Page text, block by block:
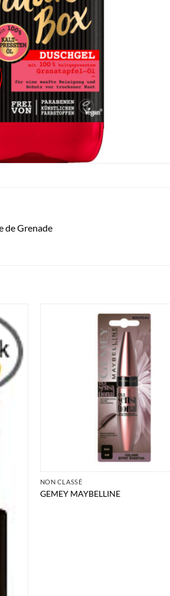
de Grenade
NON CLASSÉ
GEMEY MAYBELLINE